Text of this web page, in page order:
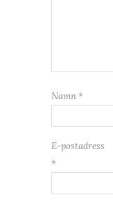
Namn *
E-postadress
*